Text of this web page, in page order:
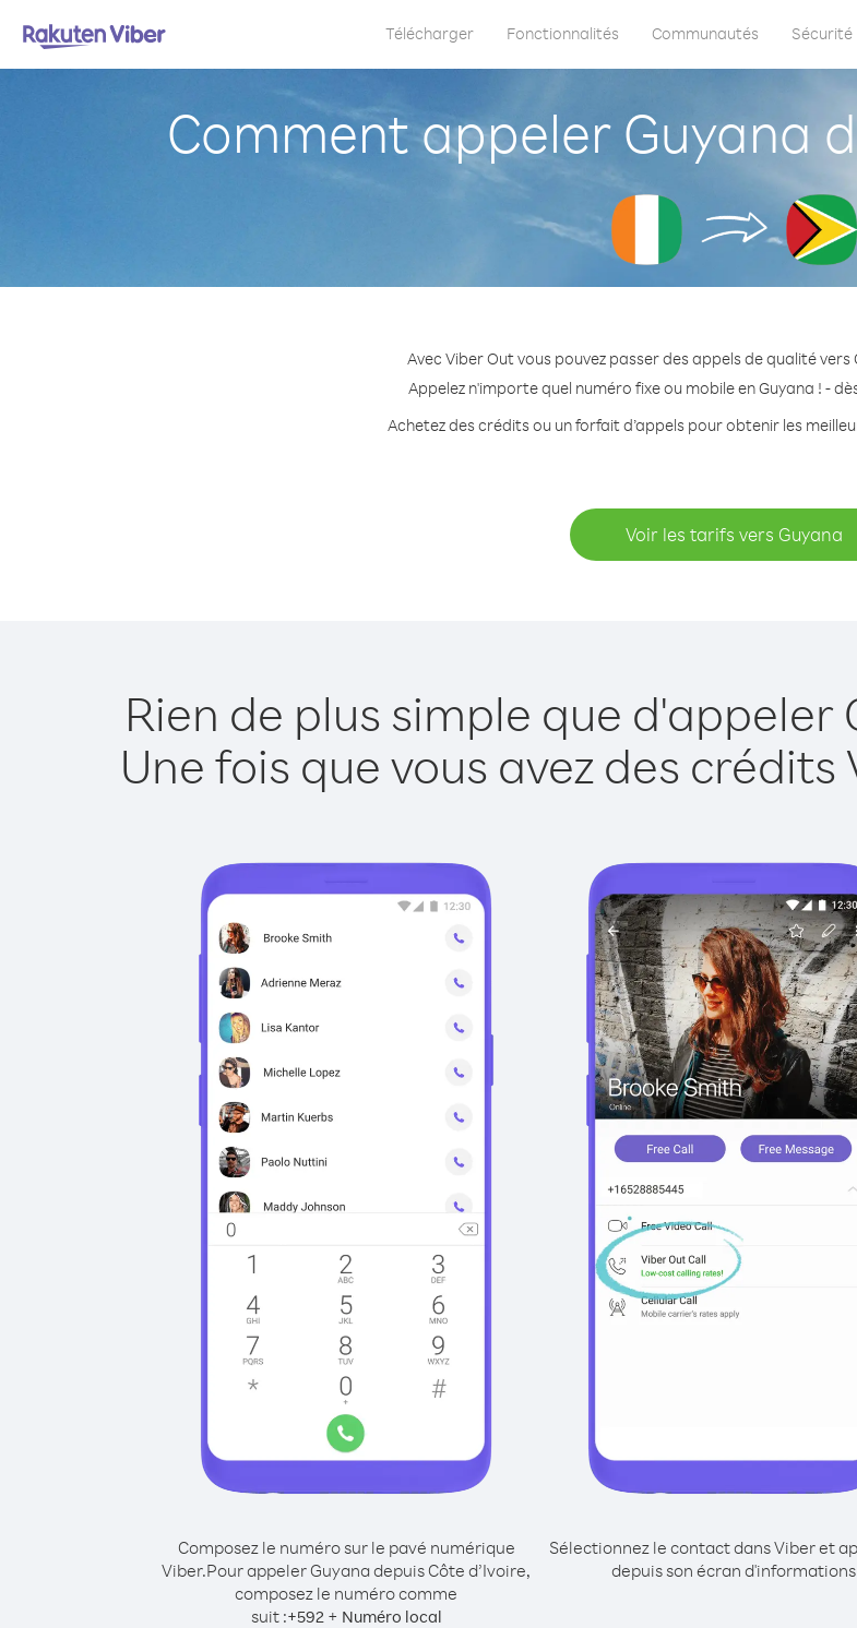
Télécharger Fonctionnalités Communautés Sécurité
Comment appeler Guyana
Avec Viber Out vous pouvez passer des appels de qualité vers
Appelez n'importe quel numéro fixe ou mobile en Guyana ! -
Achetez des crédits ou un forfait d’appels pour obtenir les
Voir les tarifs vers Guyana
Rien de plus simple que d'appeler
Une fois que vous avez des crédits
Composez le numéro sur le pavé numérique
Viber.Pour appeler Guyana depuis Côte d’Ivoire,
composez le numéro comme
suit :+592+ Numéro local
Sélectionnez le contact dans Viber et
depuis son écran d'informations